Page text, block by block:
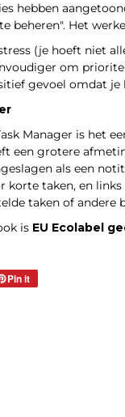
hebben
beheren". Het
(je hoeft niet
om
gevoel omdat
Manager is het
een grotere
als een
korte taken, en
taken of andere
is EU Ecolabel
Pin it